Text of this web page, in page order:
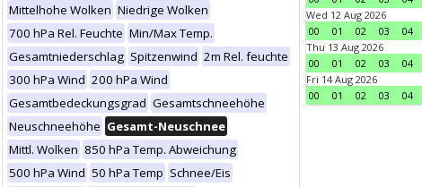
Mittelhohe Wolken Niedrige Wolken
700 hPa Rel. Feuchte Min/Max Temp.
Gesamtniederschlag Spitzenwind 2m Rel. feuchte
300 hPa Wind 200 hPa Wind
Gesamtbedeckungsgrad Gesamtschneehöhe
Neuschneehöhe Gesamt-Neuschnee
Mittl. Wolken 850 hPa Temp. Abweichung
500 hPa Wind 50 hPa Temp Schnee/Eis
Wed 12 Aug 2026
00
01 02 03 04
Thu 13 Aug 2026
00
01 02 03 04
Fri 14 Aug 2026
00
01 02 03 04